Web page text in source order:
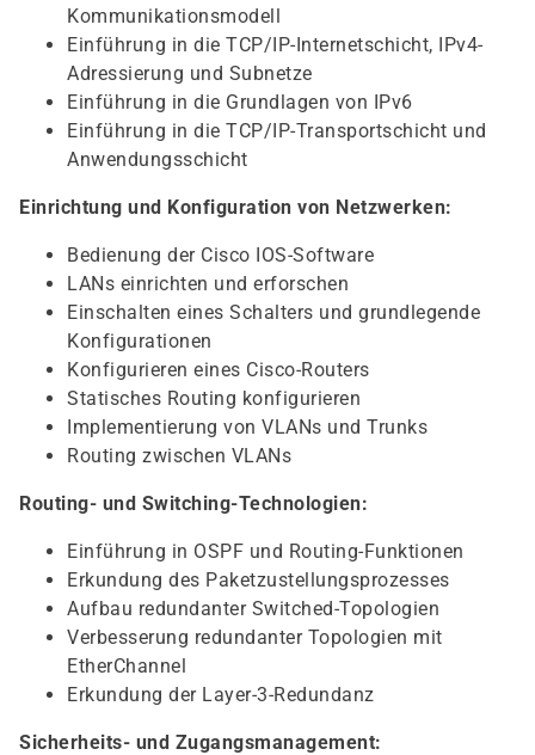
Kommunikationsmodell
Einführung in die TCP/IP-Internetschicht, IPv4-
Adressierung und Subnetze
Einführung in die Grundlagen von IPv6
Einführung in die TCP/IP-Transportschicht und
Anwendungsschicht
Einrichtung und Konfiguration von Netzwerken:
Bedienung der Cisco IOS-Software
LANs einrichten und erforschen
Einschalten eines Schalters und grundlegende
Konfigurationen
Konfigurieren eines Cisco-Routers
Statisches Routing konfigurieren
Implementierung von VLANs und Trunks
Routing zwischen VLANs
Routing- und Switching-Technologien:
Einführung in OSPF und Routing-Funktionen
Erkundung des Paketzustellungsprozesses
Aufbau redundanter Switched-Topologien
Verbesserung redundanter Topologien mit
EtherChannel
Erkundung der Layer-3-Redundanz
Sicherheits- und Zugangsmanagement: